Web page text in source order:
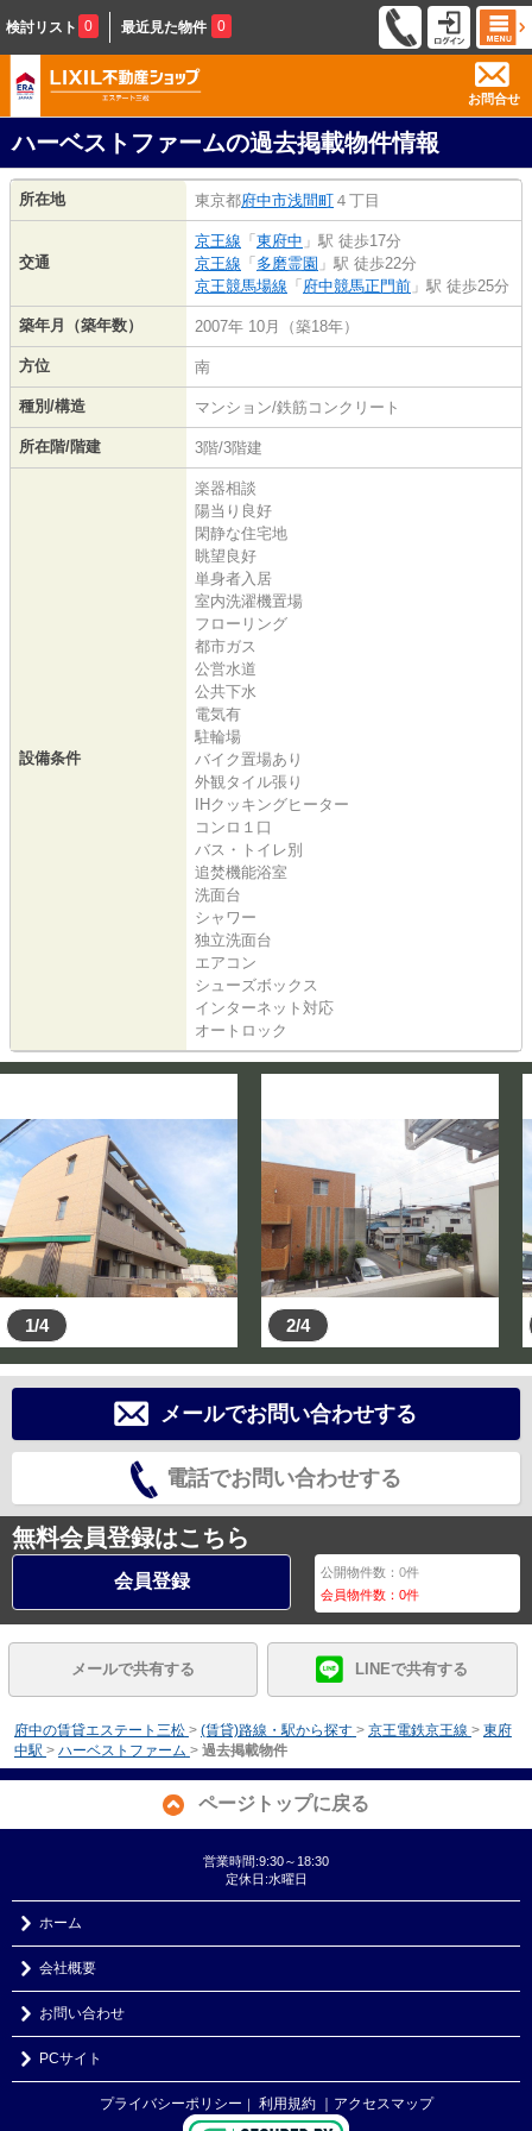
検討リスト 0 最近見た物件 0
お問合せ
ハーベストファームの過去掲載物件情報
所在地 東京都府中市浅間町 ４丁目
交通
京王線 「 東府中 」駅 徒歩17分
京王線 「 多磨霊園 」駅 徒歩22分
京王競馬場線 「 府中競馬正門前 」駅 徒歩25分
築年月（築年数） 2007年 10月（築18年）
方位 南
種別/構造 マンション/鉄筋コンクリート
所在階/階建 3階/3階建
設備条件
楽器相談
陽当り良好
閑静な住宅地
眺望良好
単身者入居
室内洗濯機置場
フローリング
都市ガス
公営水道
公共下水
電気有
駐輪場
バイク置場あり
外観タイル張り
IHクッキングヒーター
コンロ１口
バス・トイレ別
追焚機能浴室
洗面台
シャワー
独立洗面台
エアコン
シューズボックス
インターネット対応
オートロック
1/4 2/4
メールでお問い合わせする
電話でお問い合わせする
無料会員登録はこちら
会員登録 公開物件数：0件
会員物件数：0件
メールで共有する LINEで共有する
府中の賃貸エステート三松 > (賃貸)路線・駅から探す > 京王電鉄京王線 > 東府
中駅 > ハーベストファーム > 過去掲載物件
ページトップに戻る
営業時間:9:30～18:30
定休日:水曜日
ホーム
会社概要
お問い合わせ
PCサイト
プライバシーポリシー ｜ 利用規約 ｜アクセスマップ